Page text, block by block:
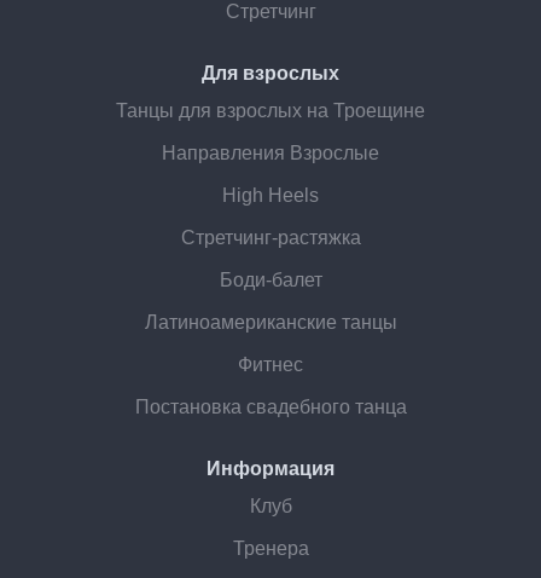
Стретчинг
Для взрослых
Танцы для взрослых на Троещине
Направления Взрослые
High Heels
Стретчинг-растяжка
Боди-балет
Латиноамериканские танцы
Фитнес
Постановка свадебного танца
Информация
Клуб
Тренера